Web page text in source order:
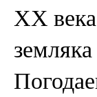
ХХ